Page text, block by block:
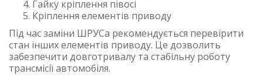
Гайку кріплення півосі
Кріплення елементів приводу
Під час заміни ШРУСа рекомендується перевірити
стан інших елементів приводу. Це дозволить
забезпечити довготривалу та стабільну роботу
трансмісії автомобіля.